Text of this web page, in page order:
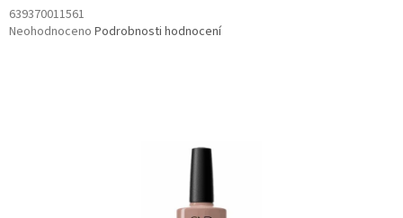
639370011561
Průměrné
Neohodnoceno Podrobnosti hodnocení